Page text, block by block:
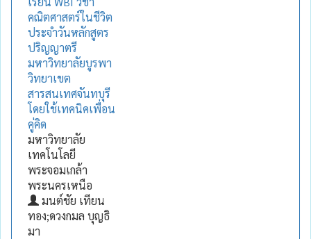
คณิตศาสตร์ในชีวิต
ประจำวันหลักสูตร
ปริญญาตรี
มหาวิทยาลัยบูรพา
วิทยาเขต
สารสนเทศจันทบุรี
โดยใช้เทคนิคเพื่อน
คู่คิด
มหาวิทยาลัย
เทคโนโลยี
พระจอมเกล้า
พระนครเหนือ
มนต์ชัย เทียน
ทอง;ดวงกมล บุญธิ
มา